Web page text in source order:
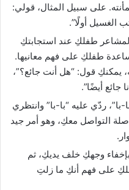
على سبيل المثال، قولي:
الغسيل أولًا”.
طفلكِ عند استجابتكِ
طفلكِ على فهم معانيها.
يمكنكِ قول: “هل أنت جائع؟”،
جائع أيضًا”.
ردّي عليه “با-با” وانتظري
التواصل معكِ، وهو أمر جيد
وجهكِ خلف يديكِ، ثم
على فهم أنكِ ما زلتِ